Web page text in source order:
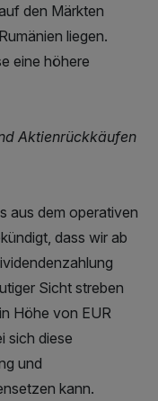
den Märkten
liegen.
eine höhere
Aktienrückkäufen
aus dem operativen
dass wir ab
Sicht streben
Höhe von EUR
sich diese
und
kann.